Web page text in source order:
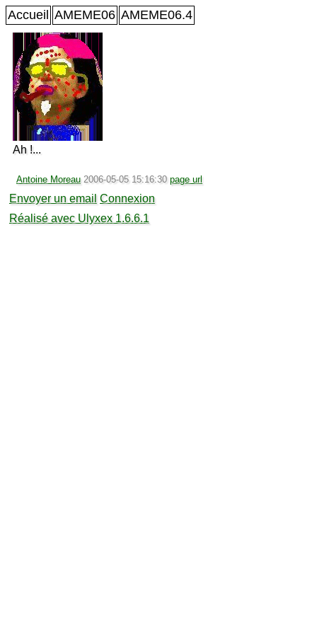
Accueil AMEME06 AMEME06.4
Ah !...
Antoine Moreau 2006-05-05 15:16:30 page url
Envoyer un email Connexion
Réalisé avec Ulyxex 1.6.6.1